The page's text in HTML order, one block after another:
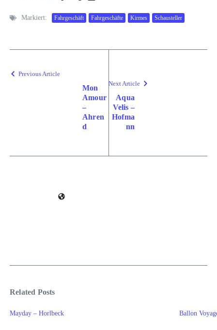
Markiert: Fahrgeschäft Fahrgeschäfte Kirmes Schausteller
Previous Article
Mon
Amour
–
Ahren
d
Next Article
Aqua
Velis –
Hofma
nn
Related Posts
Mayday – Horlbeck Ballon